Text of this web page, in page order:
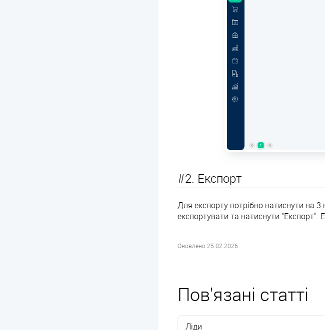
#2. Експорт
Для експорту потрібно натиснути на 3
експортувати та натиснути "Експорт".
Оновлено 25.02.2026
Пов'язані статті
Ліди